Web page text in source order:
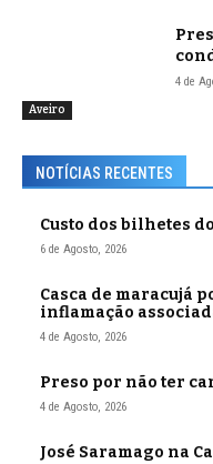
Aveiro
4 de
NOTÍCIAS RECENTES
Custo dos bilhetes
6 de Agosto, 2026
Casca de maracujá
inflamação
4 de Agosto, 2026
Preso por não ter
4 de Agosto, 2026
José Saramago na